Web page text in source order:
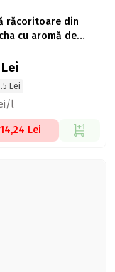
răcoritoare din
cu aromă de
Lei
Lei
l
Lei